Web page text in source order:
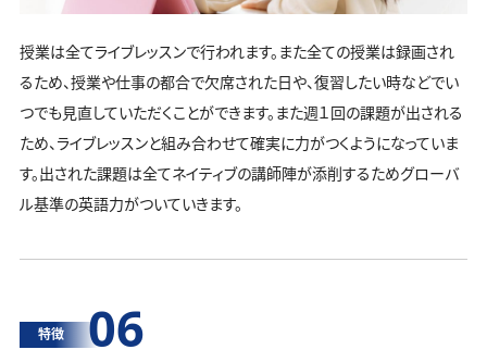
授業は全てライブレッスンで行われます。また全ての授業は録画され
るため、授業や仕事の都合で欠席された日や、復習したい時などでい
つでも見直していただくことができます。また週１回の課題が出される
ため、ライブレッスンと組み合わせて確実に力がつくようになっていま
す。出された課題は全てネイティブの講師陣が添削するためグローバ
ル基準の英語力がついていきます。
特徴 06